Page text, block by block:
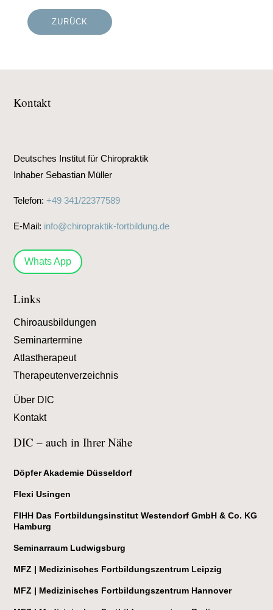
ZURÜCK
Kontakt
Deutsches Institut für Chiropraktik
Inhaber Sebastian Müller
Telefon:+49 341/22377589
E-Mail: info@chiropraktik-fortbildung.de
Whats App
Links
Chiroausbildungen
Seminartermine
Atlastherapeut
Therapeutenverzeichnis
Über DIC
Kontakt
DIC – auch in Ihrer Nähe
Döpfer Akademie Düsseldorf
Flexi Usingen
FIHH Das Fortbildungsinstitut Westendorf GmbH & Co. KG
Hamburg
Seminarraum Ludwigsburg
MFZ | Medizinisches Fortbildungszentrum Leipzig
MFZ | Medizinisches Fortbildungszentrum Hannover